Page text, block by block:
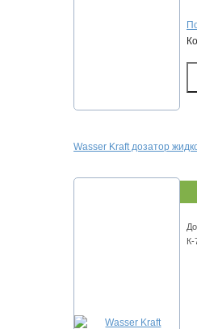
Wasser Kraft дозатор